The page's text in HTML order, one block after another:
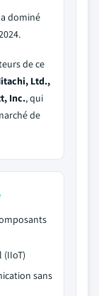
dominé
de ce
Ltd.,
Inc., qui
de
sans